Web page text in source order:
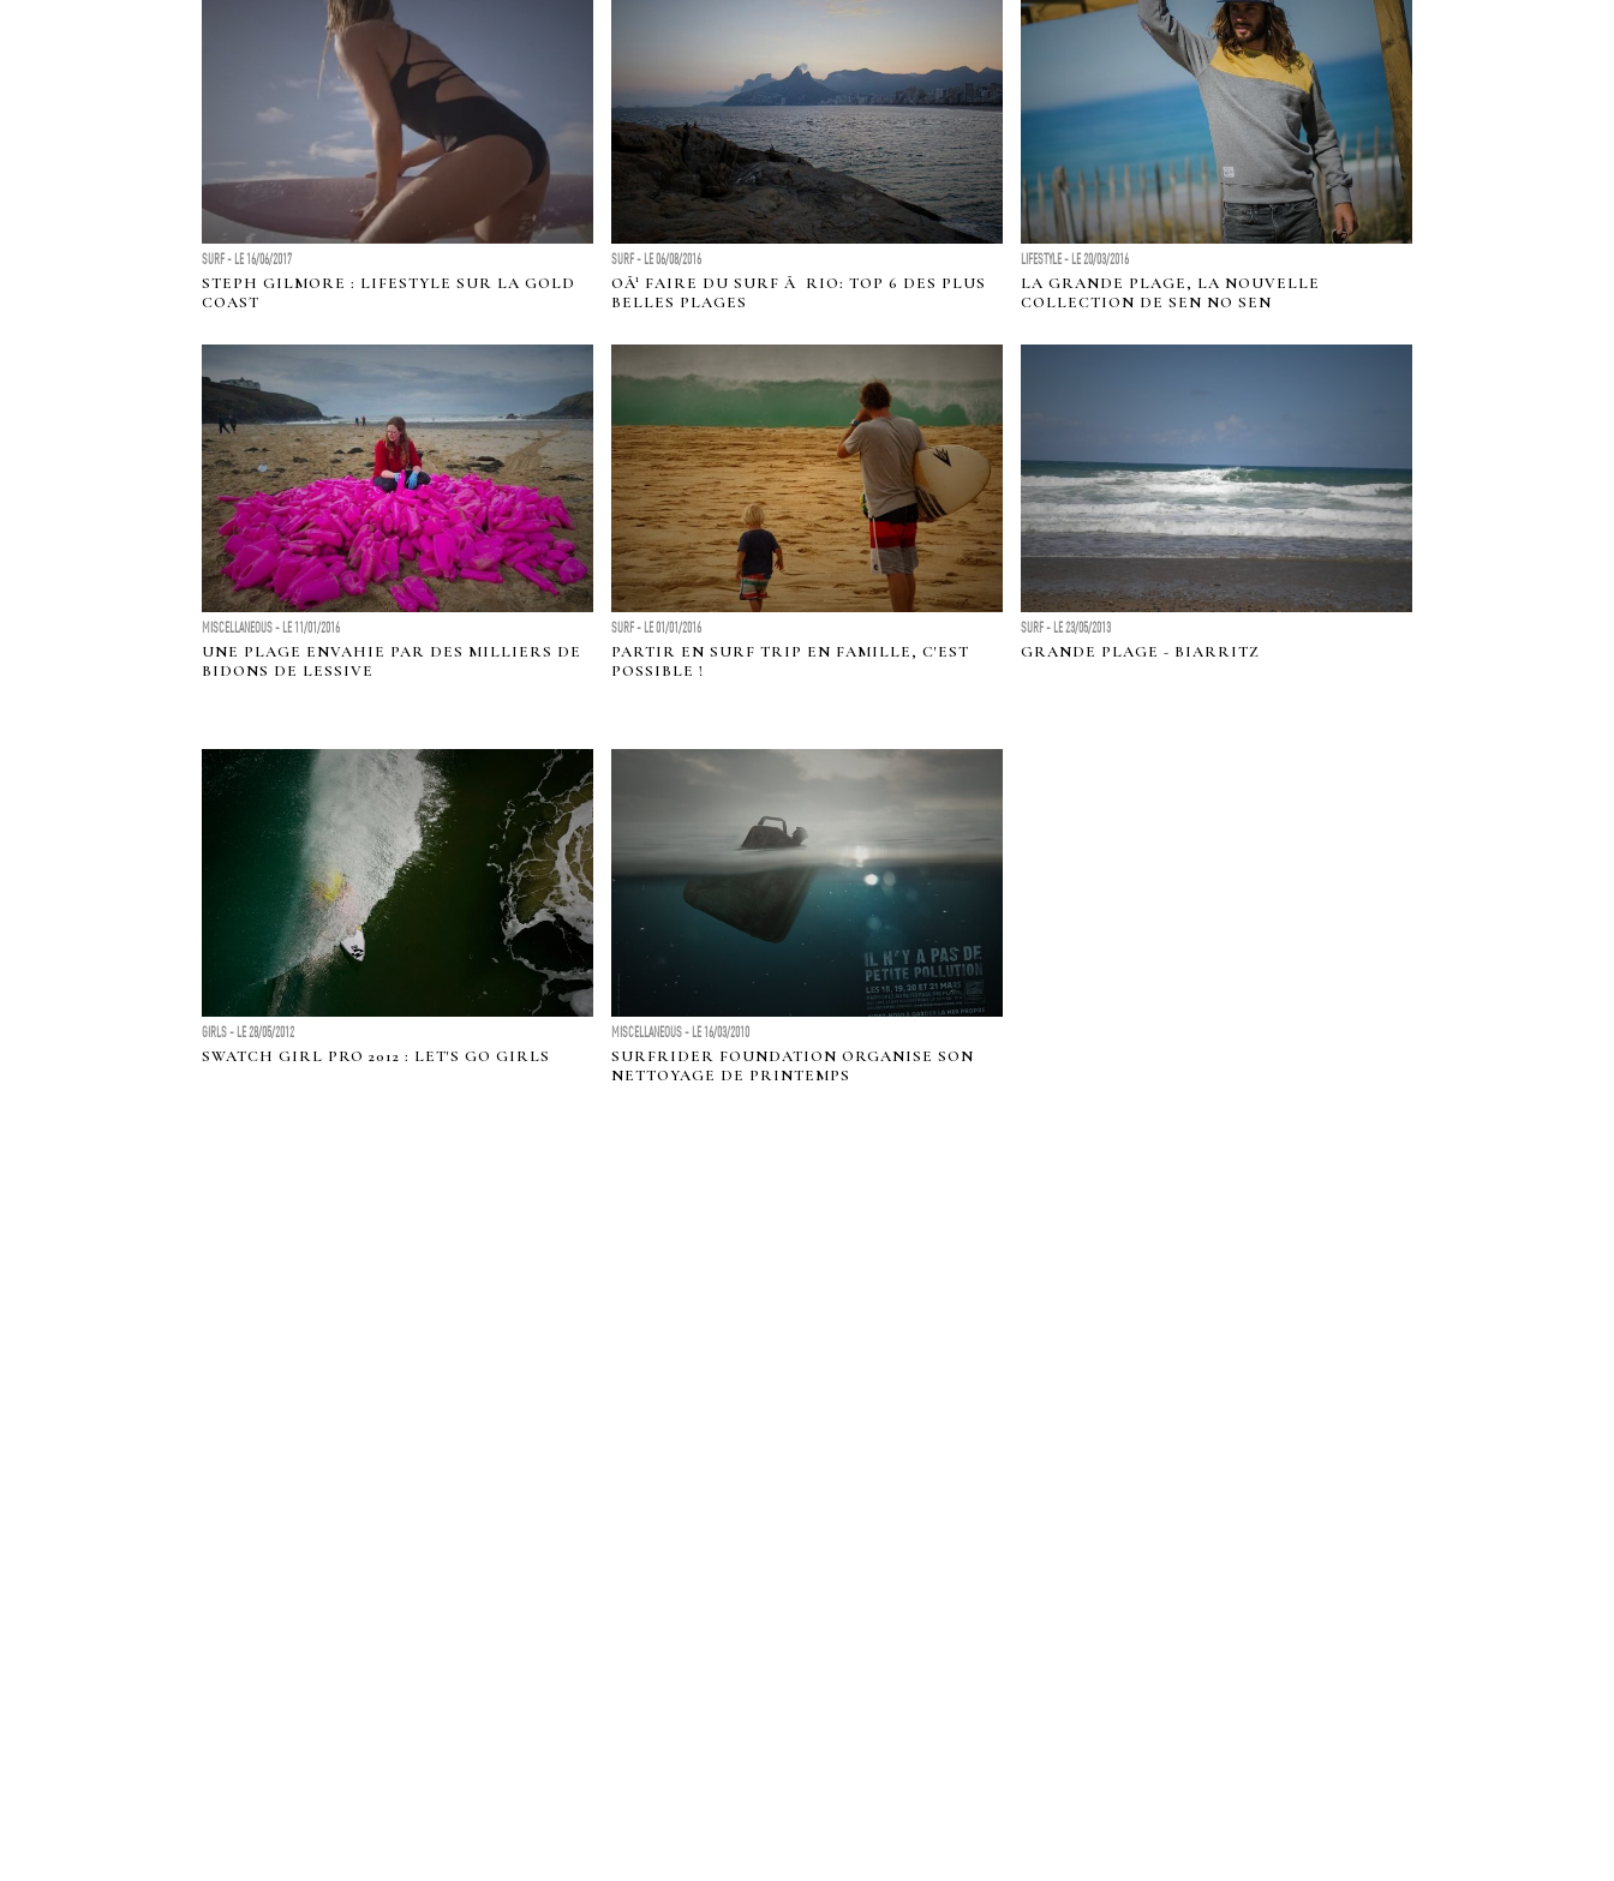
SURF - LE 16/06/2017
STEPH GILMORE : LIFESTYLE SUR LA GOLD
COAST
SURF - LE 06/08/2016
OÃ¹ FAIRE DU SURF Ã RIO: TOP 6 DES PLUS
BELLES PLAGES
LIFESTYLE - LE 20/03/2016
LA GRANDE PLAGE, LA NOUVELLE
COLLECTION DE SEN NO SEN
MISCELLANEOUS - LE 11/01/2016
UNE PLAGE ENVAHIE PAR DES MILLIERS DE
BIDONS DE LESSIVE
SURF - LE 01/01/2016
PARTIR EN SURF TRIP EN FAMILLE, C'EST
POSSIBLE !
SURF - LE 23/05/2013
GRANDE PLAGE - BIARRITZ
GIRLS - LE 28/05/2012
SWATCH GIRL PRO 2012 : LET'S GO GIRLS
MISCELLANEOUS - LE 16/03/2010
SURFRIDER FOUNDATION ORGANISE SON
NETTOYAGE DE PRINTEMPS